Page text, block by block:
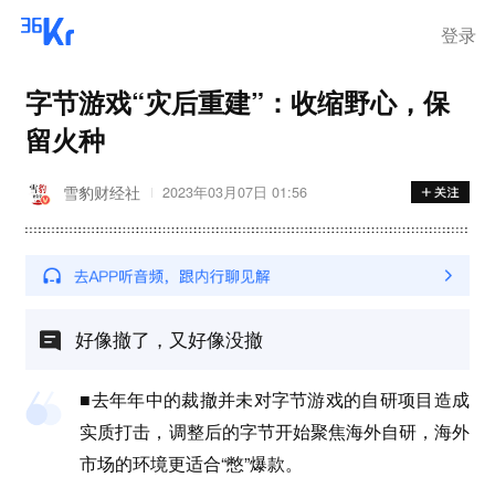
登录
字节游戏“灾后重建”：收缩野心，保
留火种
雪豹财经社 2023年03月07日 01:56
好像撤了，又好像没撤
■去年年中的裁撤并未对字节游戏的自研项目造成
实质打击，调整后的字节开始聚焦海外自研，海外
市场的环境更适合“憋”爆款。